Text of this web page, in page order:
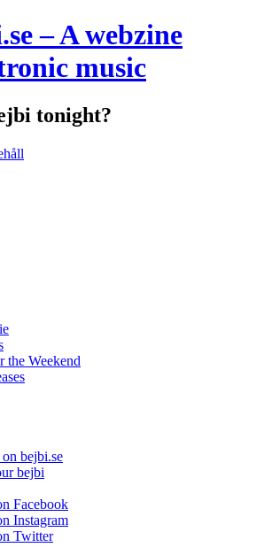
– A webzine
music
tonight?
the Weekend
bejbi.se
bejbi
Facebook
Instagram
Twitter